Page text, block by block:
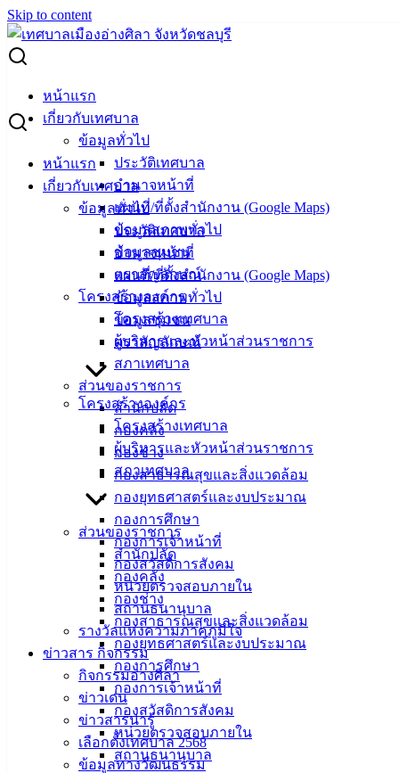
Skip to content
หน้าแรก
เกี่ยวกับเทศบาล
ข้อมูลทั่วไป
ประวัติเทศบาล
อำนาจหน้าที่
แผนที่/ที่ตั้งสำนักงาน (Google Maps)
ข้อมูลสภาพทั่วไป
ข้อมูลชุมชน
ตราสัญลักษณ์
โครงสร้างองค์กร
โครงสร้างเทศบาล
ผู้บริหารและหัวหน้าส่วนราชการ
สภาเทศบาล
ส่วนของราชการ
สำนักปลัด
กองคลัง
กองช่าง
กองสาธารณสุขและสิ่งแวดล้อม
กองยุทธศาสตร์และงบประมาณ
กองการศึกษา
กองการเจ้าหน้าที่
กองสวัสดิการสังคม
หน่วยตรวจสอบภายใน
สถานธนานุบาล
รางวัลแห่งความภาคภูมิใจ
ข่าวสาร กิจกรรม
กิจกรรมอ่างศิลา
ข่าวเด่น
ข่าวสารน่ารู้
เลือกตั้งเทศบาล 2568
ข้อมูลทางวัฒนธรรม
หน้าแรก
เกี่ยวกับเทศบาล
ข้อมูลทั่วไป
ประวัติเทศบาล
อำนาจหน้าที่
แผนที่/ที่ตั้งสำนักงาน (Google Maps)
ข้อมูลสภาพทั่วไป
ข้อมูลชุมชน
ตราสัญลักษณ์
โครงสร้างองค์กร
โครงสร้างเทศบาล
ผู้บริหารและหัวหน้าส่วนราชการ
สภาเทศบาล
ส่วนของราชการ
สำนักปลัด
กองคลัง
กองช่าง
กองสาธารณสุขและสิ่งแวดล้อม
กองยุทธศาสตร์และงบประมาณ
กองการศึกษา
กองการเจ้าหน้าที่
กองสวัสดิการสังคม
หน่วยตรวจสอบภายใน
สถานธนานุบาล
Search for:
ประกาศเทศบาลเมืองอ่างศิลา เรื่อง ปิดการเรียนการสอน กรณี
เหตุจำเป็น
ประกาศเทศบาลเมืองอ่างศิลา เรื่อง ปิดการ
เรียนการสอน กรณีเหตุจำเป็น
กรกฎาคม 20, 2023 กรกฎาคม 20, 2023
ศูนย์พัฒนาเด็กเล็กเทศบาลเมืองอ่างศิลา
เฉลิมพระเกียรติ ระดับชั้นปฐมวัย
ขอปิดการเรียนการสอนตั้งแต่วันที่ 18 – 23
กรกฎาคม 2566 เป็นเวลา 6 วัน
และขอปิดศูนย์พัฒนาเด็กเล็ก เทศบาลเมืองอ่างศิลา
เฉลิมพระเกียรติ
ตั้งแต่วันที่ 19 – 23 กรกฎาคม 2566 เป็นเวลา 5 วัน
เพื่อทำความสะอาดห้องเรียนและอุปกรณ์การเรียน
การสอนต่างๆ
เนื่องจากพบเด็กนักเรียนของศูนย์พัฒนาเด็กเล็ก
เทศบาลเมืองอ่างศิลา เฉลิมพระเกียรติ
ป่วยเป็นโรค มือ เท้า ปาก จำนวน 8 ราย
เทศบาล
เมืองอ่าง